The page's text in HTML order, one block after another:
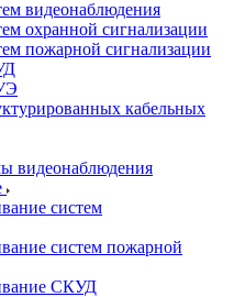
видеонаблюдения
охранной сигнализации
пожарной сигнализации
кабельных
видеонаблюдения
систем
систем пожарной
СКУД